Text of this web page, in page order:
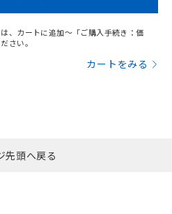
、カートに追加～「ご購入手続き：価
さい。
カートをみる
先頭へ戻る